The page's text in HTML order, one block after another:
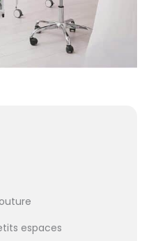
espaces